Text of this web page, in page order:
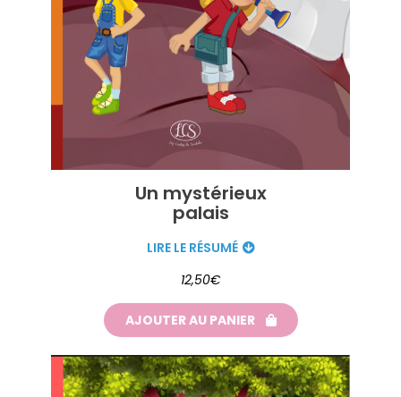
Un mystérieux
palais
LIRE LE RÉSUMÉ
12,50€
AJOUTER AU PANIER